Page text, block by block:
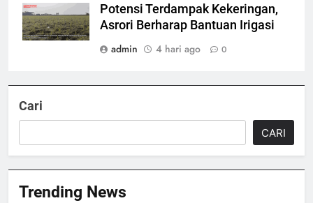
Potensi Terdampak Kekeringan,
Asrori Berharap Bantuan Irigasi
admin
4 hari ago 0
Cari
CARI
Trending News